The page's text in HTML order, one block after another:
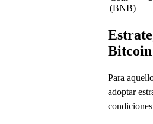
(BNB)
Bitcoin
Para
adoptar